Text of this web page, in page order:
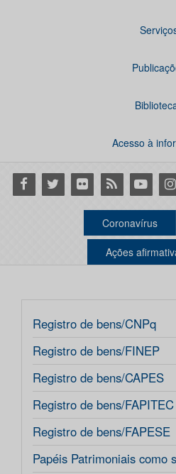
Acesso à
Facebook
Twitter Flickr RSS Youtube
Coronavírus
Ações
Registro de bens/CNPq
Registro de bens/FINEP
Registro de bens/CAPES
Registro de bens/FAPITEC
Registro de bens/FAPESE
Papéis Patrimoniais como